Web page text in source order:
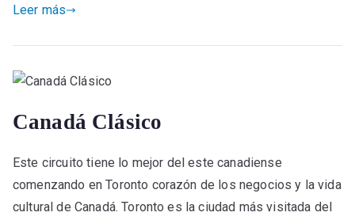
Leer más
Canadá Clásico
Este circuito tiene lo mejor del este canadiense
comenzando en Toronto corazón de los negocios y la vida
cultural de Canadá. Toronto es la ciudad más visitada del